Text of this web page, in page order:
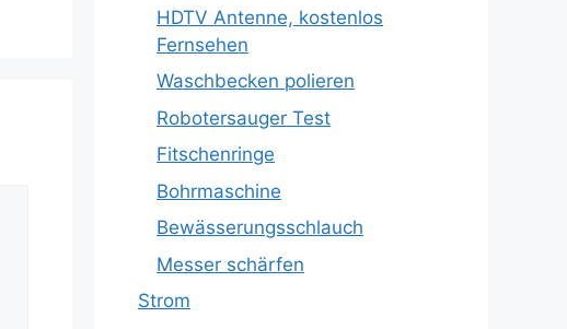
HDTV Antenne, kostenlos
Fernsehen
Waschbecken polieren
Robotersauger Test
Fitschenringe
Bohrmaschine
Bewässerungsschlauch
Messer schärfen
Strom